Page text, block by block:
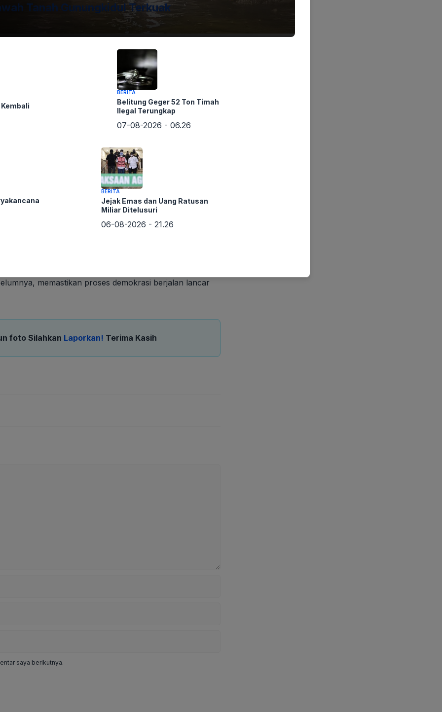
daftar pemilih mendapatkan porsi Rp239,3 miliar.
(dapil) akan membutuhkan sekitar Rp164,7 miliar.
serta pencalonan anggota DPR, DPD, DPRD
Rp33,2 miliar.
beberapa tahapan Pemilu 2029 memang harus
pemilu yang berlaku serta mengacu pada siklus dan
memastikan proses demokrasi berjalan lancar
foto Silahkan Laporkan! Terima Kasih
saya berikutnya.
Tanah Gunungkidul Terkuak
BERITA
Belitung Geger 52 Ton Timah
Ilegal Terungkap
07-08-2026 - 06.26
BERITA
Jejak Emas dan Uang Ratusan
Miliar Ditelusuri
06-08-2026 - 21.26